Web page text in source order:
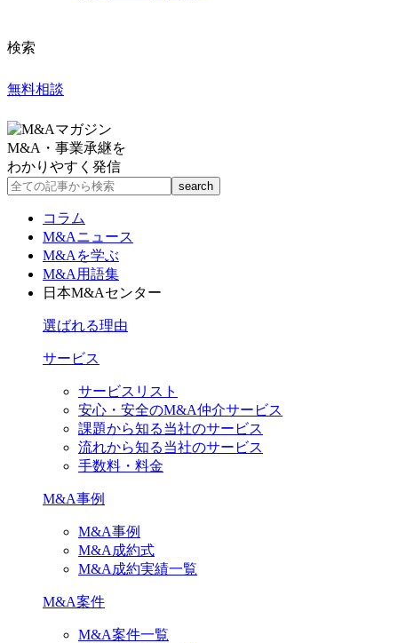
検索
無料相談
M&A・事業承継を
わかりやすく発信
コラム
M&Aニュース
M&Aを学ぶ
M&A用語集
日本M&Aセンター
選ばれる理由
サービス
サービスリスト
安心・安全のM&A仲介サービス
課題から知る当社のサービス
流れから知る当社のサービス
手数料・料金
M&A事例
M&A事例
M&A成約式
M&A成約実績一覧
M&A案件
M&A案件一覧